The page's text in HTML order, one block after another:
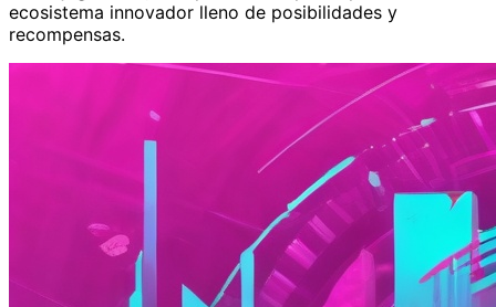
ecosistema innovador lleno de posibilidades y
recompensas.